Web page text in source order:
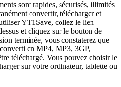
sont rapides, sécurisés, illimités
convertir, télécharger et
YT1Save, collez le lien
et cliquez sur le bouton de
terminée, vous constaterez que
en MP4, MP3, 3GP,
téléchargé. Vous pouvez choisir le
sur votre ordinateur, tablette ou